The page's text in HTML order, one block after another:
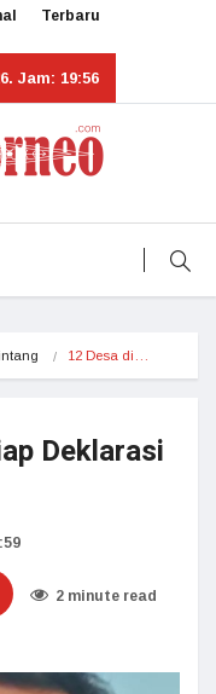
Terbaru
Jam: 19:56
12 Desa di…
Deklarasi
2 minute read